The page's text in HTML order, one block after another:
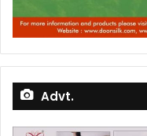
Advt.